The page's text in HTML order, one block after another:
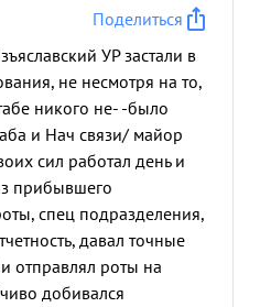
Поделиться
УР застали в
не несмотря на то,
никого не- -было
и Нач связи/ майор
сил работал день и
прибывшего
спец подразделения,
давал точные
отправлял роты на
добивался